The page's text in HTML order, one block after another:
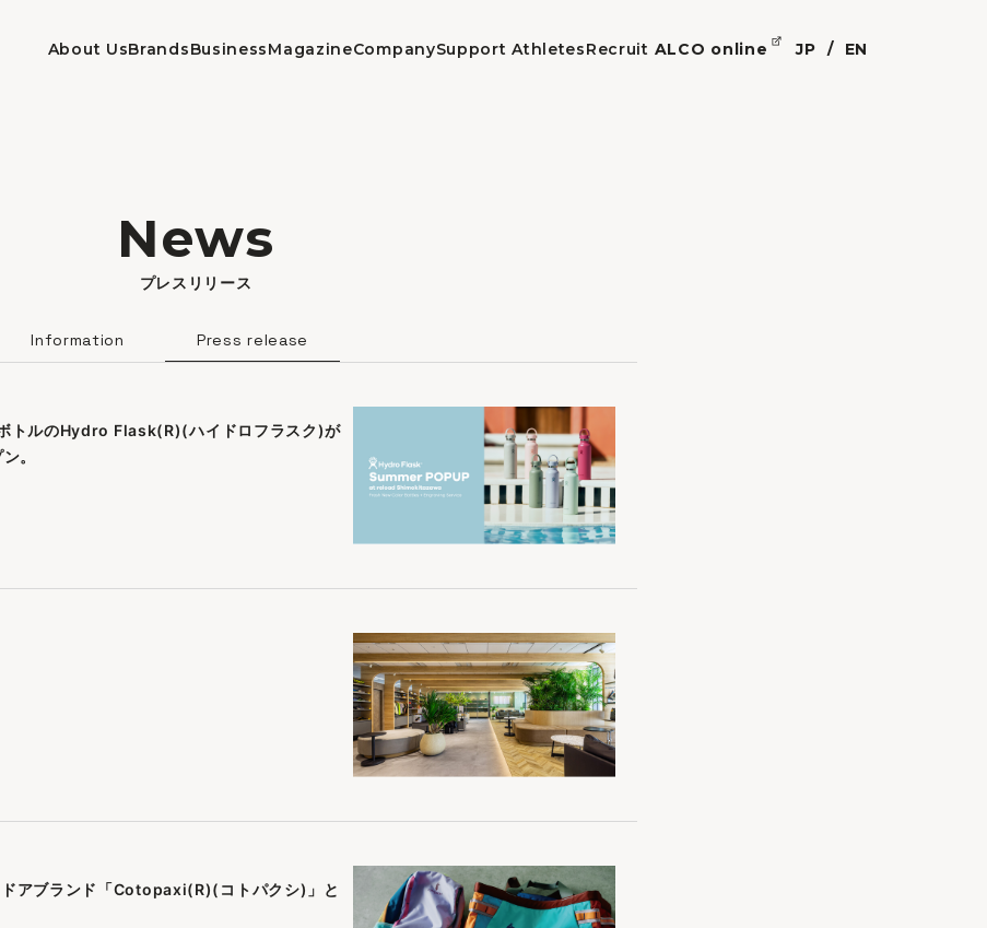
About UsBrandsBusinessMagazineCompanySupport AthletesRecruit ALCO online JP EN
プレスリリース
Information Press release
トルのHydro Flask(R)(ハイドロフラスク)が
。
アブランド「Cotopaxi(R)(コトパクシ)」と